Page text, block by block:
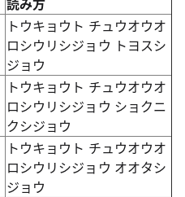
トウキョウト チュウオウオ
ロシウリシジョウ トヨスシ
ジョウ
トウキョウト チュウオウオ
ロシウリシジョウ ショクニ
クシジョウ
トウキョウト チュウオウオ
ロシウリシジョウ オオタシ
ジョウ